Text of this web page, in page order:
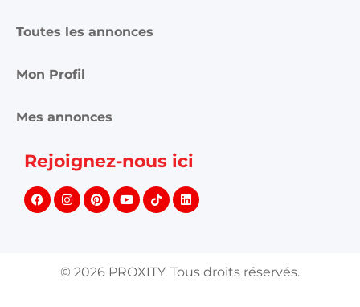
Toutes les annonces
Mon Profil
Mes annonces
Rejoignez-nous ici
© 2026 PROXITY. Tous droits réservés.